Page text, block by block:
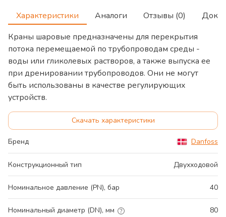
Характеристики Аналоги Отзывы (0)
Краны шаровые предназначены для перекрытия
потока перемещаемой по трубопроводам среды -
воды или гликолевых растворов, а также выпуска ее
при дренировании трубопроводов. Они не могут
быть использованы в качестве регулирующих
устройств.
Скачать характеристики
Бренд Danfoss
Конструкционный тип Двухходовой
Номинальное давление (PN), бар 40
Номинальный диаметр (DN), мм 80